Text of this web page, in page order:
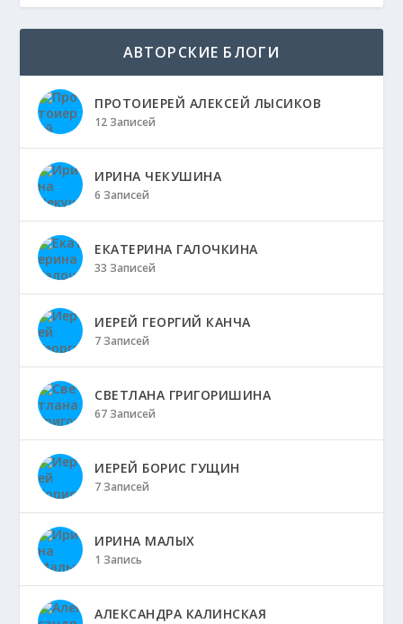
АВТОРСКИЕ БЛОГИ
ПРОТОИЕРЕЙ АЛЕКСЕЙ ЛЫСИКОВ
12 Записей
ИРИНА ЧЕКУШИНА
6 Записей
ЕКАТЕРИНА ГАЛОЧКИНА
33 Записей
ИЕРЕЙ ГЕОРГИЙ КАНЧА
7 Записей
СВЕТЛАНА ГРИГОРИШИНА
67 Записей
ИЕРЕЙ БОРИС ГУЩИН
7 Записей
ИРИНА МАЛЫХ
1 Запись
АЛЕКСАНДРА КАЛИНСКАЯ